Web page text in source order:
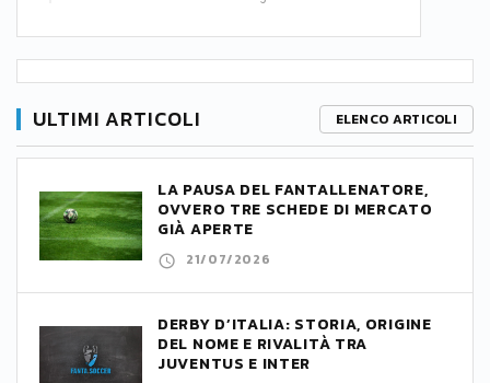
ULTIMI ARTICOLI ELENCO ARTICOLI
LA PAUSA DEL FANTALLENATORE,
OVVERO TRE SCHEDE DI MERCATO
GIÀ APERTE
21/07/2026
DERBY D’ITALIA: STORIA, ORIGINE
DEL NOME E RIVALITÀ TRA
JUVENTUS E INTER